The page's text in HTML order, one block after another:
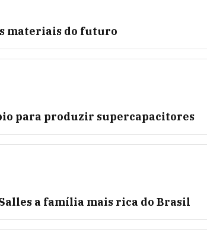
materiais do futuro
para produzir supercapacitores
a família mais rica do Brasil